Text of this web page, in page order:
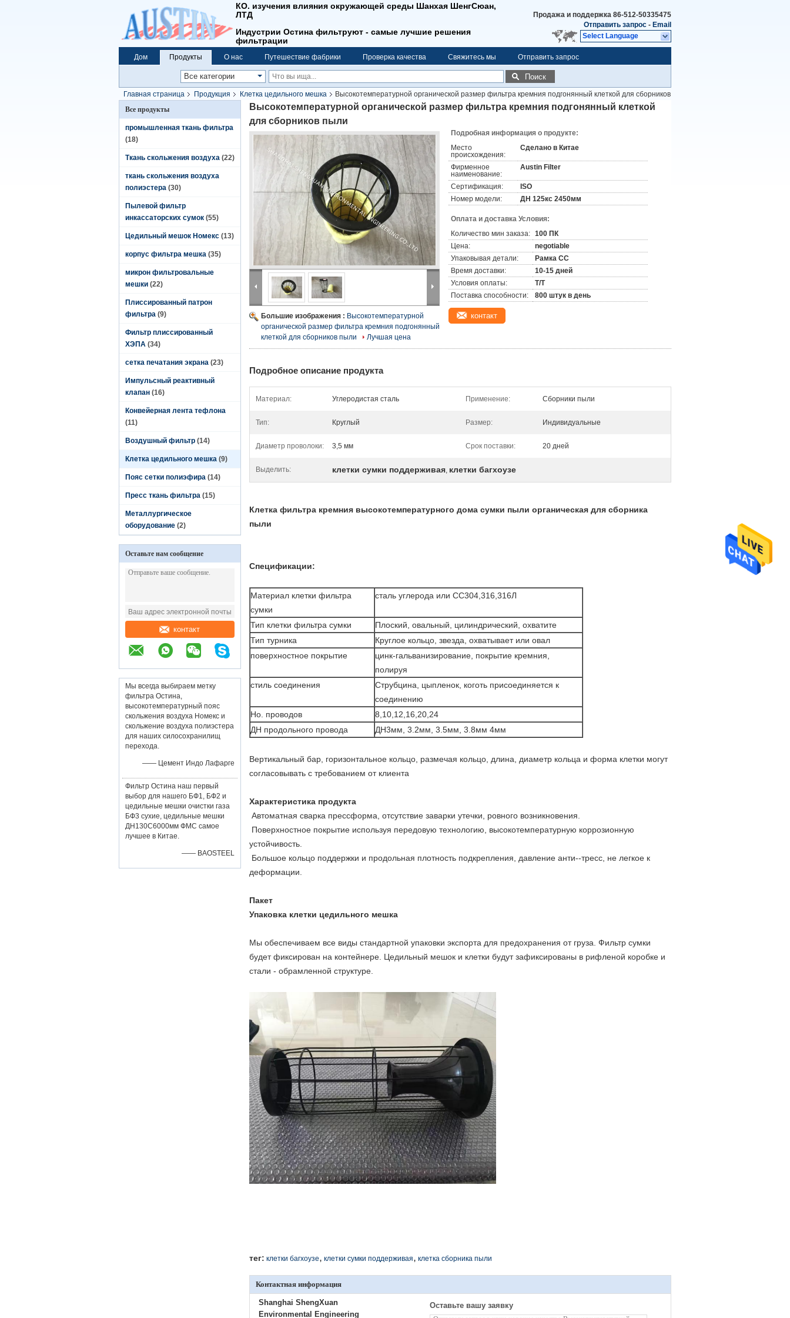
КО. изучения влияния окружающей среды Шанхая ШенгСюан,
ЛТД
Индустрии Остина фильтруют - самые лучшие решения
фильтрации
Продажа и поддержка 86-512-50335475
Отправить запрос - Email
Select Language
Дом Продукты О нас Путешествие фабрики Проверка качества Свяжитесь мы Отправить запрос
Поиск
Главная страница Продукция Клетка цедильного мешка
Высокотемпературной органической размер фильтра кремния подгонянный клеткой для сборников
пыли
Все продукты
промышленная ткань фильтра
(18)
Ткань скольжения воздуха (22)
ткань скольжения воздуха
полиэстера (30)
Пылевой фильтр
инкассаторских сумок (55)
Цедильный мешок Номекс (13)
корпус фильтра мешка (35)
микрон фильтровальные
мешки (22)
Плиссированный патрон
фильтра (9)
Фильтр плиссированный
ХЭПА (34)
сетка печатания экрана (23)
Импульсный реактивный
клапан (16)
Конвейерная лента тефлона
(11)
Воздушный фильтр (14)
Клетка цедильного мешка (9)
Пояс сетки полиэфира (14)
Пресс ткань фильтра (15)
Металлургическое
оборудование (2)
Оставьте нам сообщение
контакт
Мы всегда выбираем метку
фильтра Остина,
высокотемпературный пояс
скольжения воздуха Номекс и
скольжение воздуха полиэстера
для наших силосохранилищ
перехода.
—— Цемент Индо Лафарге
Фильтр Остина наш первый
выбор для нашего БФ1, БФ2 и
цедильные мешки очистки газа
БФ3 сухие, цедильные мешки
ДН130С6000мм ФМС самое
лучшее в Китае.
—— BAOSTEEL
Высокотемпературной органической размер фильтра кремния подгонянный клеткой
для сборников пыли
Большие изображения : Высокотемпературной
органической размер фильтра кремния подгонянный
клеткой для сборников пыли
Лучшая цена
Подробная информация о продукте:
Место
происхождения:
Сделано в Китае
Фирменное
наименование:
Austin Filter
Сертификация:
ISO
Номер модели:
ДН 125кс 2450мм
Оплата и доставка Условия:
Количество мин заказа: 100 ПК
Цена:
negotiable
Упаковывая детали:
Рамка СС
Время доставки:
10-15 дней
Условия оплаты:
T/T
Поставка способности:
800 штук в день
контакт
Подробное описание продукта
Материал: Углеродистая сталь Применение: Сборники пыли
Тип: Круглый Размер: Индивидуальные
Диаметр проволоки: 3,5 мм Срок поставки: 20 дней
Выделить: клетки сумки поддерживая, клетки багхоузе
Клетка фильтра кремния высокотемпературного дома сумки пыли органическая для сборника
пыли
Спецификации:
Материал клетки фильтра
сумки
сталь углерода или СС304,316,316Л
Тип клетки фильтра сумки
Плоский, овальный, цилиндрический, охватите
Тип турника
Круглое кольцо, звезда, охватывает или овал
поверхностное покрытие
цинк-гальванизирование, покрытие кремния,
полируя
стиль соединения
Струбцина, цыпленок, коготь присоединяется к
соединению
Но. проводов
8,10,12,16,20,24
ДН продольного провода
ДН3мм, 3.2мм, 3.5мм, 3.8мм 4мм
Вертикальный бар, горизонтальное кольцо, размечая кольцо, длина, диаметр кольца и форма клетки могут
согласовывать с требованием от клиента
Характеристика продукта
Автоматная сварка прессформа, отсутствие заварки утечки, ровного возникновения.
Поверхностное покрытие используя передовую технологию, высокотемпературную коррозионную
устойчивость.
Большое кольцо поддержки и продольная плотность подкрепления, давление анти--тресс, не легкое к
деформации.
Пакет
Упаковка клетки цедильного мешка
Мы обеспечиваем все виды стандартной упаковки экспорта для предохранения от груза. Фильтр сумки
будет фиксирован на контейнере. Цедильный мешок и клетки будут зафиксированы в рифленой коробке и
стали - обрамленной структуре.
тег: клетки багхоузе, клетки сумки поддерживая, клетка сборника пыли
Контактная информация
Shanghai ShengXuan
Environmental Engineering
Оставьте вашу заявку